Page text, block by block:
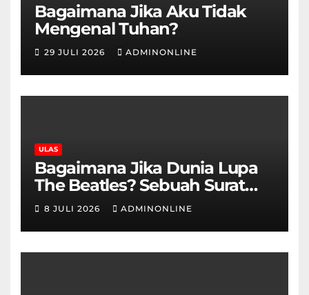
Bagaimana Jika Aku Tidak
Mengenal Tuhan?
29 JULI 2026 ADMINONLINE
ULAS
Bagaimana Jika Dunia Lupa
The Beatles? Sebuah Surat
Cinta dan Kritik
8 JULI 2026 ADMINONLINE